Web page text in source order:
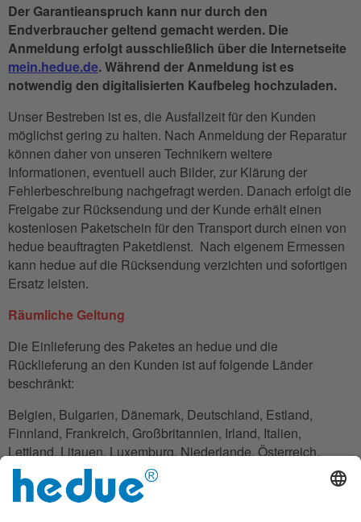
Der Garantieanspruch kann nur durch den
Endverbraucher geltend gemacht werden. Die
Anmeldung erfolgt ausschließlich über die Internetseite
mein.hedue.de. Während der Anmeldung ist es
notwendig den digitalisierten Kaufbeleg hochzuladen.
Unser Bestreben ist es, die Ausfallzeit für den Kunden
möglichst gering zu halten. Nach Anmeldung der Reparatur
können daher von unseren Technikern weitere
Informationen, eventuell auch Bilder, zur Klärung der
Fehlerbeschreibung nachgefragt werden. Danach erfolgt die
Freigabe zur Rücksendung und der Kunde erhält einen
kostenlosen Paketschein für den Transport durch einen von
hedue beauftragten Paketdienst. Nach eigenem Ermessen
kann hedue auf die Rücksendung verzichten und sofortigen
Ersatz leisten.
Räumliche Geltung
Die Einlieferung des Paketes an hedue und die
Rücklieferung an den Kunden ist auf folgende Länder
beschränkt:
Belgien, Bulgarien, Dänemark, Deutschland, Estland,
Finnland, Frankreich, Großbritannien, Irland, Italien,
Lettland, Litauen, Luxemburg, Niederlande, Österreich,
Polen, Rumänien, Slowakei, Slowenien, Spanien,
Tschechien, Ungarn, Zypern.